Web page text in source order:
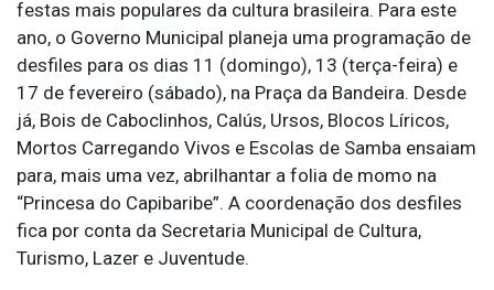
festas mais populares da cultura brasileira. Para este
ano, o Governo Municipal planeja uma programação de
desfiles para os dias 11 (domingo), 13 (terça-feira) e
17 de fevereiro (sábado), na Praça da Bandeira. Desde
já, Bois de Caboclinhos, Calús, Ursos, Blocos Líricos,
Mortos Carregando Vivos e Escolas de Samba ensaiam
para, mais uma vez, abrilhantar a folia de momo na
“Princesa do Capibaribe”. A coordenação dos desfiles
fica por conta da Secretaria Municipal de Cultura,
Turismo, Lazer e Juventude.